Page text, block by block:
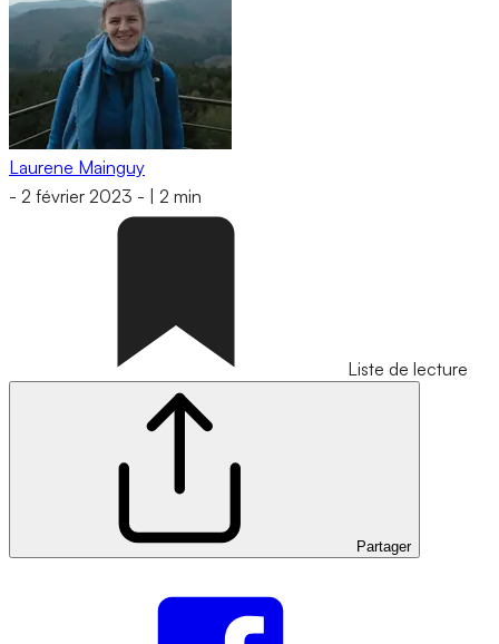
Laurene Mainguy
- 2 février 2023 - 2 min
Liste de lecture
Partager